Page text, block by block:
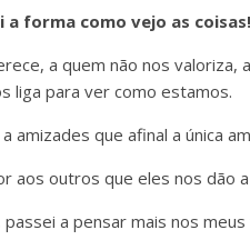
a forma como vejo as
a quem não nos valoriza,
liga para ver como estamos.
amizades que afinal a única
aos outros que eles nos dão
passei a pensar mais nos meus